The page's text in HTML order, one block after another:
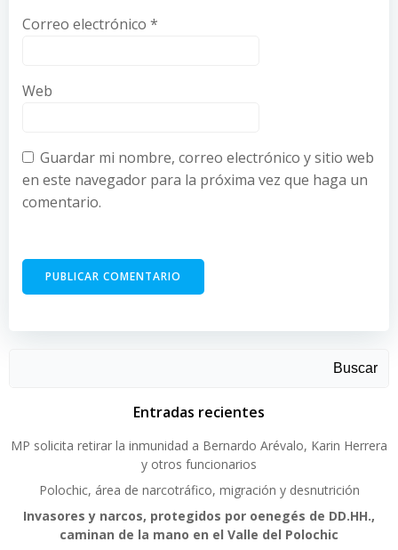
Correo electrónico *
Web
Guardar mi nombre, correo electrónico y sitio web
en este navegador para la próxima vez que haga un
comentario.
Buscar
Entradas recientes
MP solicita retirar la inmunidad a Bernardo Arévalo, Karin Herrera
y otros funcionarios
Polochic, área de narcotráfico, migración y desnutrición
Invasores y narcos, protegidos por oenegés de DD.HH.,
caminan de la mano en el Valle del Polochic